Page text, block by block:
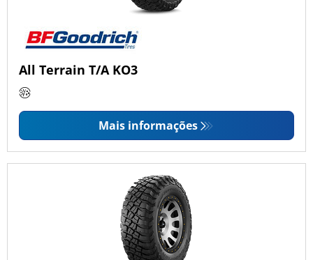
All Terrain T/A KO3
Mais informações